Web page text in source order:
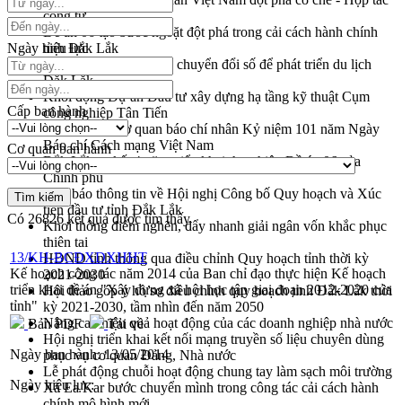
công tư
Đề án 06 tạo bước ngoặt đột phá trong cải cách hành chính
tỉnh Đắk Lắk
Kết nối tour, đẩy mạnh chuyển đổi số để phát triển du lịch
Đắk Lắk
Khởi động Dự án Đầu tư xây dựng hạ tầng kỹ thuật Cụm
công nghiệp Tân Tiến
Gặp mặt các cơ quan báo chí nhân Kỷ niệm 101 năm Ngày
Báo chí Cách mạng Việt Nam
Đắk Lắk sơ kết 4 năm triển khai thực hiện Đề án 06 của
Chính phủ
Họp báo thông tin về Hội nghị Công bố Quy hoạch và Xúc
tiến đầu tư tỉnh Đắk Lắk
Khơi thông điểm nghẽn, đẩy nhanh giải ngân vốn khắc phục
thiên tai
HĐND tỉnh thông qua điều chỉnh Quy hoạch tỉnh thời kỳ
2021-2030
Hội thảo góp ý hồ sơ điều chỉnh quy hoạch tỉnh Đắk Lắk thời
kỳ 2021-2030, tầm nhìn đến năm 2050
Nâng cao hiệu quả hoạt động của các doanh nghiệp nhà nước
Hội nghị triển khai kết nối mạng truyền số liệu chuyên dùng
phục vụ cơ quan Đảng, Nhà nước
Lễ phát động chuỗi hoạt động chung tay làm sạch môi trường
Xã Ea Kar bước chuyển mình trong công tác cải cách hành
Ngày hiệu lực
Cấp ban hành
Cơ quan ban hành
Có 26826kết quả được tìm thấy
13/KH-BCĐXDXHHT
Kế hoạch công tác năm 2014 của Ban chỉ đạo thực hiện Kế hoạch
triển khai đề án "Xây dựng xã hội học tập giai đoạn 2012-2020 của
tỉnh"
Bản PDF
Tải về
Ngày ban hành:13/05/2014
Ngày hiệu lực: